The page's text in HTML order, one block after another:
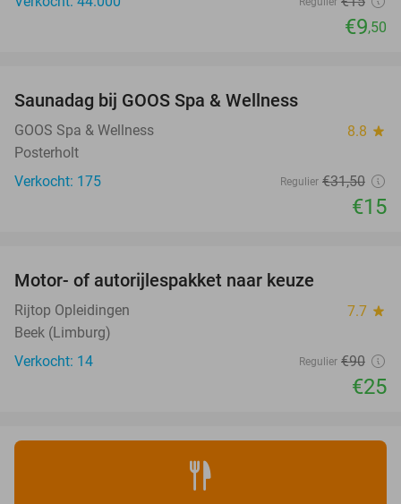
€9,50
Saunadag bij GOOS Spa & Wellness
GOOS Spa & Wellness 8.8 star
Posterholt
Verkocht: 175
Regulier €31,50
€15
Motor- of autorijlespakket naar keuze
Rijtop Opleidingen 7.7 star
Beek (Limburg)
Verkocht: 14
Regulier €90
€25